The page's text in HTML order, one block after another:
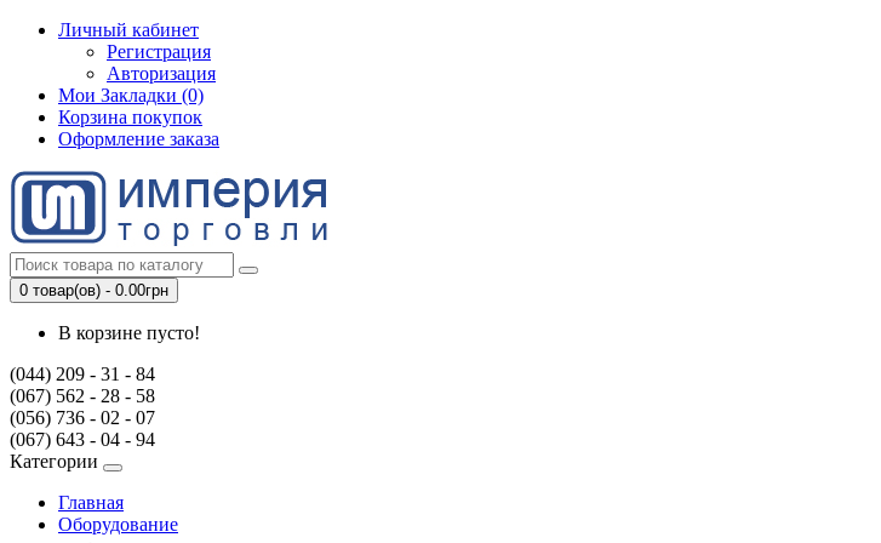
Личный кабинет
Регистрация
Авторизация
Мои Закладки (0)
Корзина покупок
Оформление заказа
0 товар(ов) - 0.00грн
В корзине пусто!
(044) 209 - 31 - 84
(067) 562 - 28 - 58
(056) 736 - 02 - 07
(067) 643 - 04 - 94
Категории
Главная
Оборудование